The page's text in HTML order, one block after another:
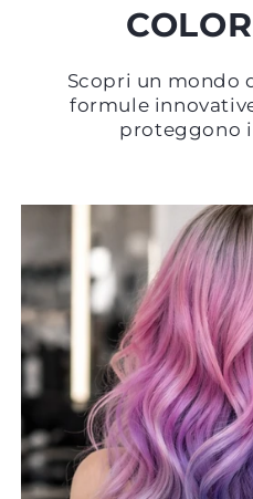
Scopri un mondo
formule
proteggono